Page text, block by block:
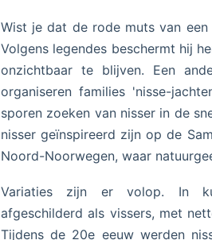
Wist je dat de rode muts van
Volgens legendes beschermt hij
onzichtbaar te blijven. Een
organiseren families 'nisse-
sporen zoeken van nisser in de
nisser geïnspireerd zijn op de
Noord-Noorwegen, waar
Variaties zijn er volop. In
afgeschilderd als vissers, met
Tijdens de 20e eeuw werden